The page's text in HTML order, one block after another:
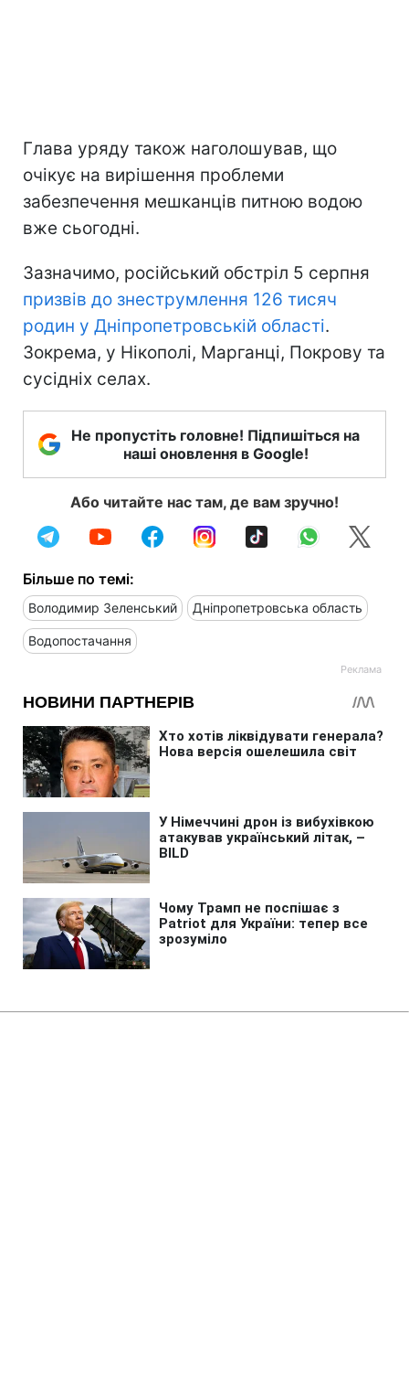
Глава уряду також наголошував, що
очікує на вирішення проблеми
забезпечення мешканців питною водою
вже сьогодні.
Зазначимо, російський обстріл 5 серпня
призвів до знеструмлення 126 тисяч
родин у Дніпропетровській області.
Зокрема, у Нікополі, Марганці, Покрову та
сусідніх селах.
Не пропустіть головне! Підпишіться на
наші оновлення в Google!
Або читайте нас там, де вам зручно!
Більше по темі:
Володимир Зеленський Дніпропетровська область
Водопостачання